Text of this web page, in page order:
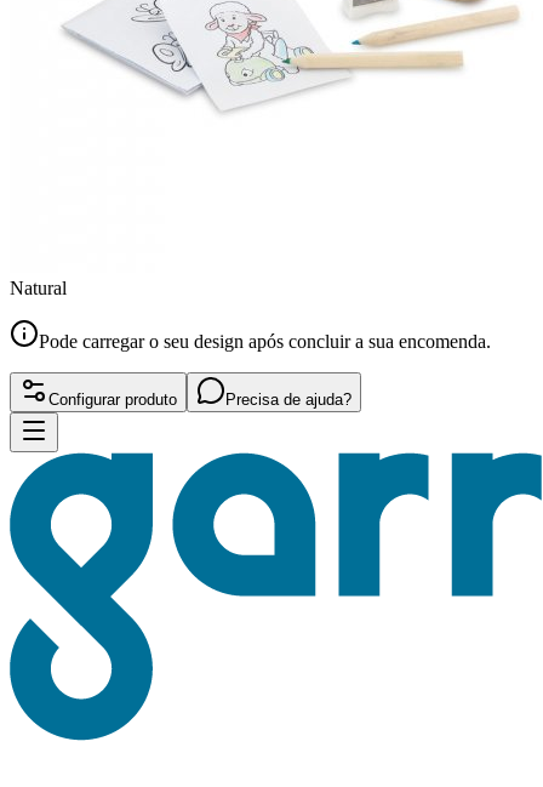
Natural
Pode carregar o seu design após concluir a sua encomenda.
Configurar produto Precisa de ajuda?